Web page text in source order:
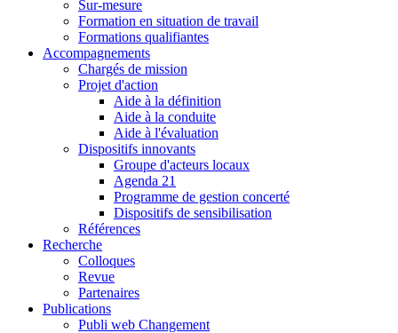
Sur-mesure
Formation en situation de travail
Formations qualifiantes
Accompagnements
Chargés de mission
Projet d'action
Aide à la définition
Aide à la conduite
Aide à l'évaluation
Dispositifs innovants
Groupe d'acteurs locaux
Agenda 21
Programme de gestion concerté
Dispositifs de sensibilisation
Références
Recherche
Colloques
Revue
Partenaires
Publications
Publi web Changement